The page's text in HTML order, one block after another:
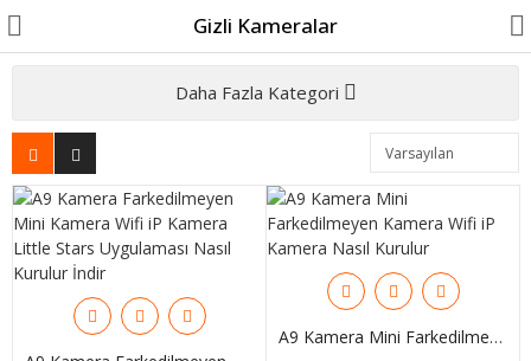
Karşılaştır
TL
Kur
Gizli Kameralar
Daha Fazla Kategori
A9 Kamera Mini Farkedilmeyen Kamera Wifi IP Kamera Nasıl Kurulur